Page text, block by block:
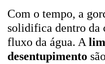
Com o tempo, a
solidifica dentro da
fluxo da água. A
desentupimento